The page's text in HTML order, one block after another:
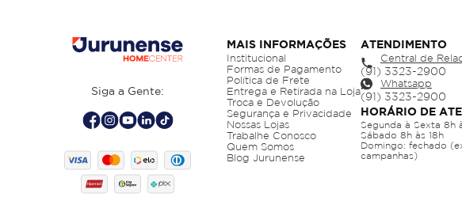
Siga a Gente:
MAIS INFORMAÇÕES
Institucional
Formas de Pagamento
Política de Frete
Entrega e Retirada na Loja
Troca e Devolução
Segurança e Privacidade
Nossas Lojas
Trabalhe Conosco
Quem Somos
Blog Jurunense
ATENDIMENTO
Central de
Whatsapp
HORÁRIO DE
Segunda à Sexta 8h
Sábado 8h às 18h
Domingo: fechado
campanhas)